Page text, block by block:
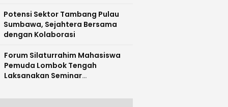
Potensi Sektor Tambang Pulau
Sumbawa, Sejahtera Bersama
dengan Kolaborasi
Forum Silaturrahim Mahasiswa
Pemuda Lombok Tengah
Laksanakan Seminar